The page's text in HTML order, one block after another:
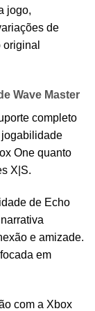
jogo,
de
Wave Master
completo
One quanto
X|S.
de Echo
e amizade.
em
com a Xbox